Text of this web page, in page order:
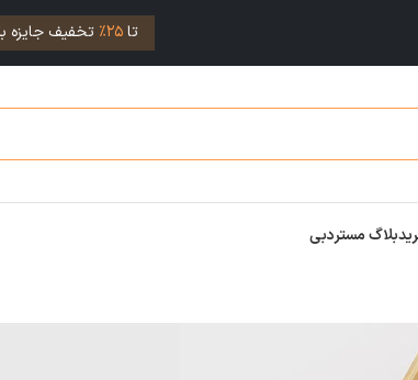
تا25% تخفیف جایزه
بلاگ مستردبی